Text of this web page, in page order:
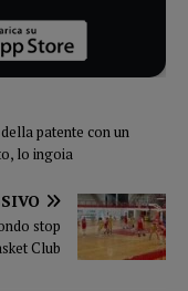
patente con un
lo ingoia
stop
Club